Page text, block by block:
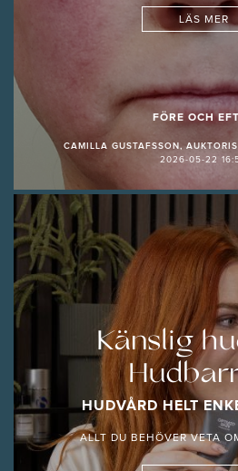
LÄS MER
FÖRE OCH
CAMILLA GUSTAFSSON,
2026-05-22
Känslig
HUDVÅRD HELT
ALLT DU BEHÖVER VETA